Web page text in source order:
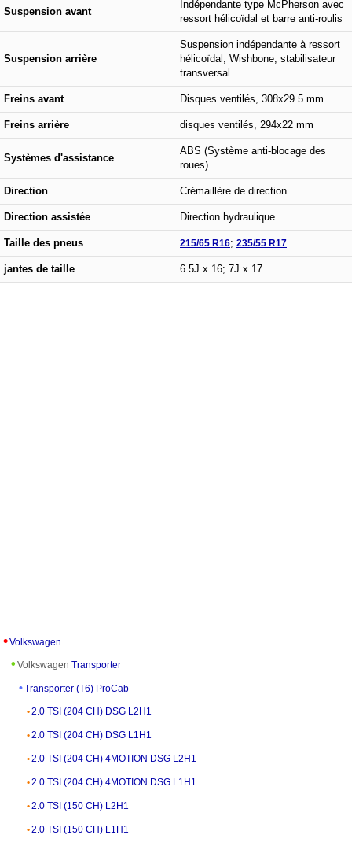
Suspension avant
Indépendante type McPherson avec
ressort hélicoïdal et barre anti-roulis
Suspension arrière
Suspension indépendante à ressort
hélicoïdal, Wishbone, stabilisateur
transversal
Freins avant Disques ventilés, 308x29.5 mm
Freins arrière disques ventilés, 294x22 mm
Systèmes d'assistance
ABS (Système anti-blocage des
roues)
Direction Crémaillère de direction
Direction assistée Direction hydraulique
Taille des pneus 215/65 R16; 235/55 R17
jantes de taille 6.5J x 16; 7J x 17
Volkswagen
Volkswagen Transporter
Transporter (T6) ProCab
2.0 TSI (204 CH) DSG L2H1
2.0 TSI (204 CH) DSG L1H1
2.0 TSI (204 CH) 4MOTION DSG L2H1
2.0 TSI (204 CH) 4MOTION DSG L1H1
2.0 TSI (150 CH) L2H1
2.0 TSI (150 CH) L1H1